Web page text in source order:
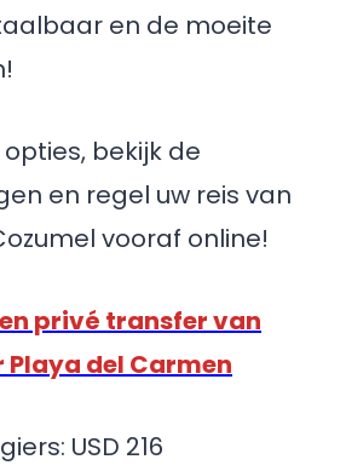
en de moeite
bekijk de
en regel uw reis van
vooraf online!
privé transfer van
del Carmen
USD 216